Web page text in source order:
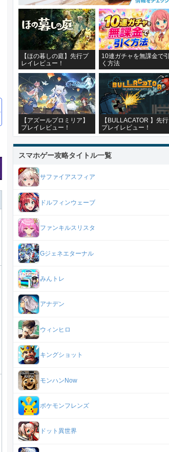
【ほの暮しの庭】先行プ
レイレビュー！
10連ガチャを無課金で引
く方法
【アズールプロミリア】
プレイレビュー！
【BULLACATOR 】先行
プレイレビュー！
スマホゲー攻略タイトル一覧
サファイアスフィア
ドルフィンウェーブ
ファンキルスリスタ
Gジェネエターナル
みんトレ
アナデン
ウィンヒロ
キングショット
モンハンNow
ポケモンフレンズ
ドット異世界